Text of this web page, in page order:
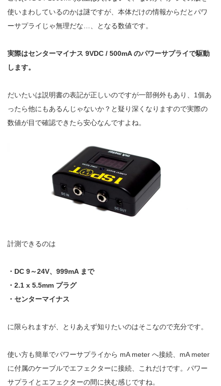
使いまわしているのかは謎ですが、本体だけの情報からだとパワ
ーサプライじゃ無理だな…、となる数値です。
実際はセンターマイナス 9VDC / 500mA のパワーサプライで駆動
します。
だいたいは説明書の表記が正しいのですが一部例外もあり、1個あ
ったら他にもあるんじゃないか？と疑り深くなりますので実際の
数値が目で確認できたら安心なんですよね。
計測できるのは
・DC 9～24V、999mA まで
・2.1 x 5.5mm プラグ
・センターマイナス
に限られますが、とりあえず知りたいのはそこなので充分です。
使い方も簡単でパワーサプライから mA meter へ接続、mA meter
に付属のケーブルでエフェクターに接続、これだけです。パワー
サプライとエフェクターの間に挟む感じですね。